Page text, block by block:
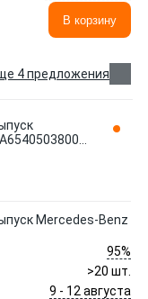
В корзину
4 предложения
Mercedes-Benz
95%
>20 шт.
9 - 12 августа